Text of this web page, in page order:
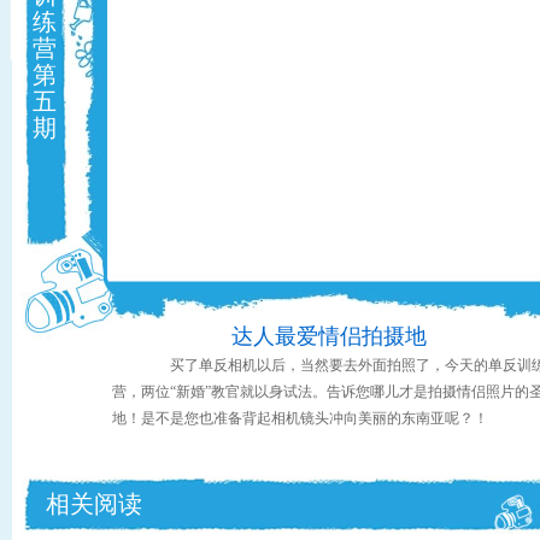
练
营
第
五
期
达人最爱情侣拍摄地
买了单反相机以后，当然要去外面拍照了，今天的单反训
营，两位“新婚”教官就以身试法。告诉您哪儿才是拍摄情侣照片的
地！是不是您也准备背起相机镜头冲向美丽的东南亚呢？！
相关阅读